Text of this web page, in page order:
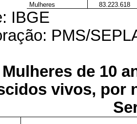
Mulheres
83.223.618
IBGE
PMS/
Mulheres de 10
vivos, por